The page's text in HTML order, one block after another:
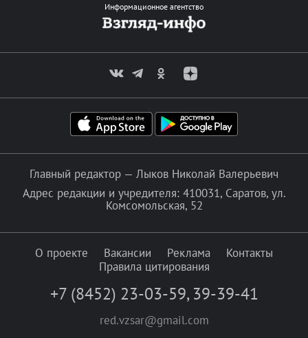
Информационное агентство
Главный редактор — Лыков Николай Валерьевич
Адрес редакции и учредителя: 410031, Саратов, ул.
Комсомольская, 52
О проекте Вакансии Реклама
Контакты
Правила цитирования
+7 (8452) 23-03-59, 39-39-41
red.vzsar@gmail.com